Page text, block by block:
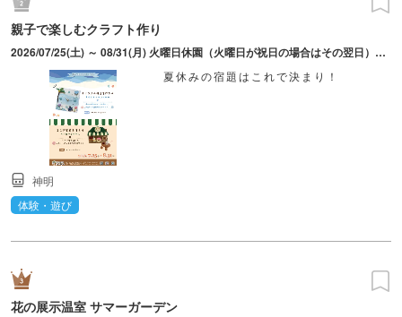
親子で楽しむクラフト作り
2026/07/25(土) ～ 08/31(月) 火曜日休園（火曜日が祝日の場合はその翌日）。8月12日（水）は振替休園日だが、休まず営業。
夏休みの宿題はこれで決まり！
神明
体験・遊び
花の展示温室 サマーガーデン